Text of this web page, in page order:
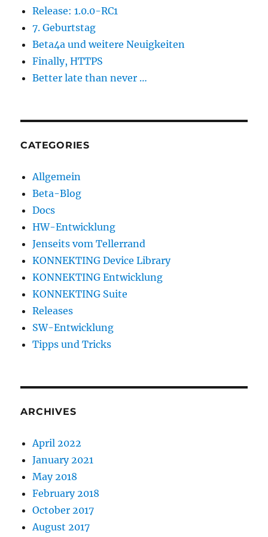
Release: 1.0.0-RC1
7. Geburtstag
Beta4a und weitere Neuigkeiten
Finally, HTTPS
Better late than never …
CATEGORIES
Allgemein
Beta-Blog
Docs
HW-Entwicklung
Jenseits vom Tellerrand
KONNEKTING Device Library
KONNEKTING Entwicklung
KONNEKTING Suite
Releases
SW-Entwicklung
Tipps und Tricks
ARCHIVES
April 2022
January 2021
May 2018
February 2018
October 2017
August 2017